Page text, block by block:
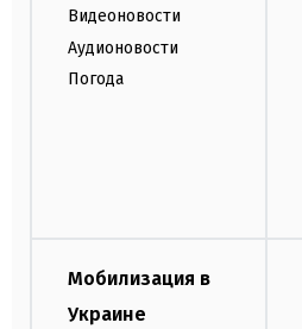
Видеоновости
Аудионовости
Погода
Мобилизация в
Украине